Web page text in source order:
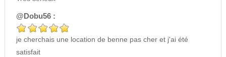
@Dobu56 :
je cherchais une location de benne pas cher et j'ai été
satisfait